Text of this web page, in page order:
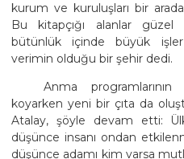
kurum ve kuruluşları bir
Bu kitapçığı alanlar
bütünlük içinde büyük
verimin olduğu bir şehir dedi.
Anma programlarının
koyarken yeni bir çıta da
Atalay, şöyle devam etti:
düşünce insanı ondan
düşünce adamı kim varsa